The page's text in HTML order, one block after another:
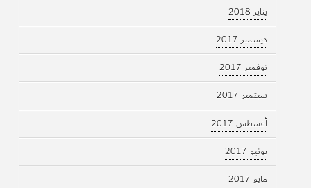
يناير 2018
ديسمبر 2017
نوفمبر 2017
سبتمبر 2017
أغسطس 2017
يونيو 2017
مايو 2017